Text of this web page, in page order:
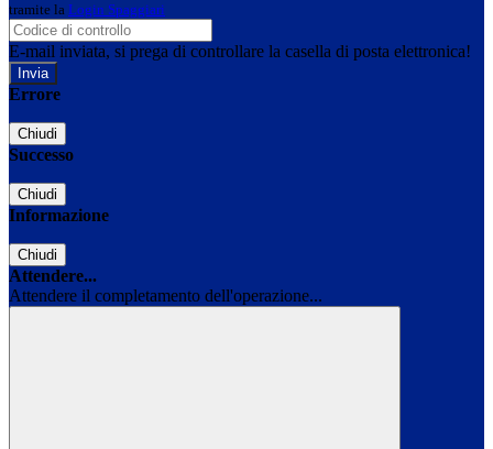
tramite la Login Spaggiari
E-mail inviata, si prega di controllare la casella di posta elettronica!
Errore
Chiudi
Successo
Chiudi
Informazione
Chiudi
Attendere...
Attendere il completamento dell'operazione...